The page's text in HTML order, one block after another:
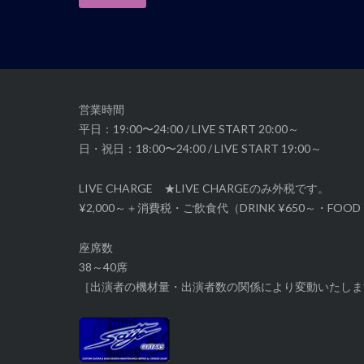
ョ
営業時間
平日：19:00〜24:00 / LIVE START 20:00～
日・祝日：18:00〜24:00 / LIVE START 19:00～
LIVE CHARGE ★LIVE CHARGEのみ外税です。
¥2,000～＋消費税・ご飲食代（DRINK ¥650～・FOOD
座席数
38～40席
［出演者の機材量・出演者数の関係により変動いたしま